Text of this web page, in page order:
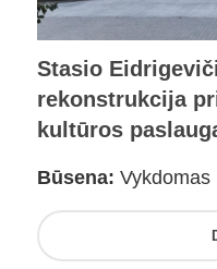
Stasio
rekonstrukcija
kultūros
Būsena: Vykdomas